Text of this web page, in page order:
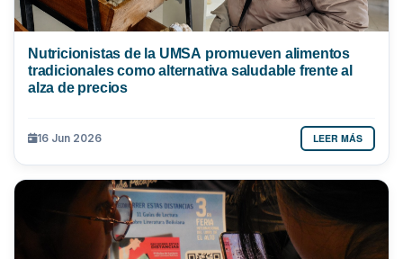
Nutricionistas de la UMSA promueven alimentos
tradicionales como alternativa saludable frente al
alza de precios
16 Jun 2026 LEER MÁS